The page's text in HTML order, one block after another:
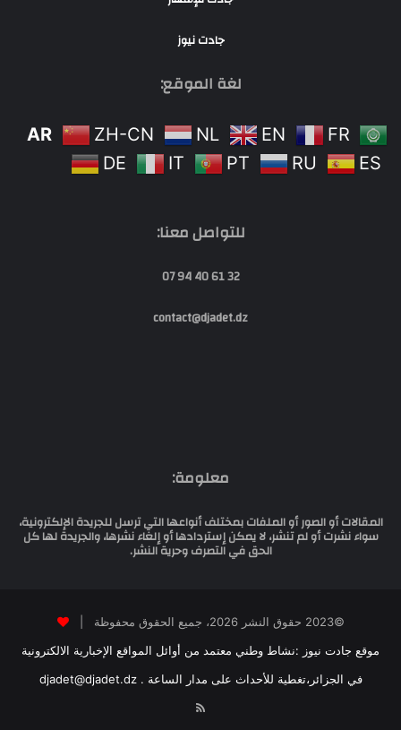
جادت نيوز
لغة الموقع:
AR ZH-CN NL EN
FR
DE
IT PT RU ES
للتواصل معنا:
32 61 40 94 07
contact@djadet.dz
معلومة:
المقالات أو الصور أو الملفات بمختلف أنواعها التي ترسل للجريدة الإلكترونية،
سواء نشرت أو لم تنشر، لا يمكن إستردادها أو إلغاء نشرها، والجريدة لها كل
الحق في التصرف وحرية النشر.
©2023 حقوق النشر 2026، جميع الحقوق محفوظة |
موقع جادت نيوز :نشاط وطني معتمد من أوائل المواقع الإخبارية الالكترونية
في الجزائر،تغطية للأحداث على مدار الساعة . djadet@djadet.dz
RSS